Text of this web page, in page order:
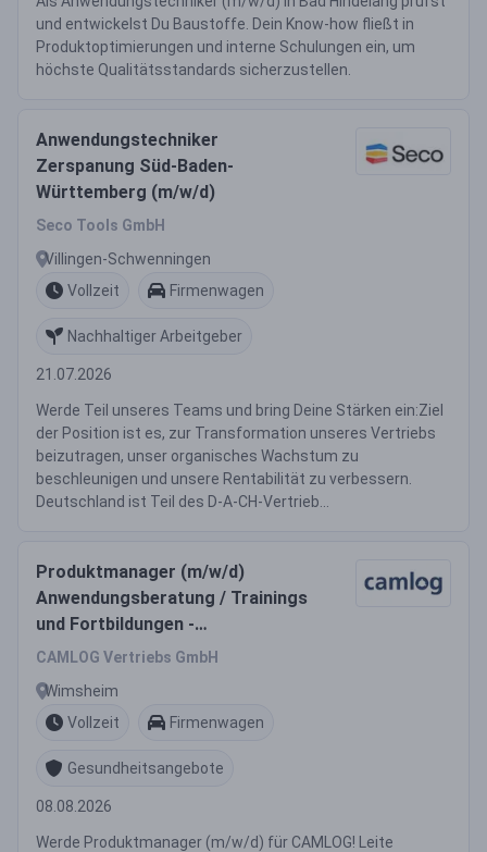
und entwickelst Du Baustoffe. Dein Know-how fließt in
Produktoptimierungen und interne Schulungen ein, um
höchste Qualitätsstandards sicherzustellen.
Anwendungstechniker
Zerspanung Süd-Baden-
Württemberg (m/w/d)
Seco Tools GmbH
Villingen-Schwenningen
Vollzeit
Firmenwagen
Nachhaltiger Arbeitgeber
21.07.2026
Werde Teil unseres Teams und bring Deine Stärken ein:Ziel
der Position ist es, zur Transformation unseres Vertriebs
beizutragen, unser organisches Wachstum zu
beschleunigen und unsere Rentabilität zu verbessern.
Deutschland ist Teil des D-A-CH-Vertrieb...
Produktmanager (m/w/d)
Anwendungsberatung / Trainings
und Fortbildungen -
Zahntechniker/-meister
CAMLOG Vertriebs GmbH
Wimsheim
Vollzeit
Firmenwagen
Gesundheitsangebote
08.08.2026
Werde Produktmanager (m/w/d) für CAMLOG! Leite